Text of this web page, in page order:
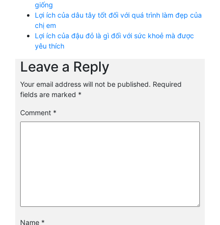
giống
Lợi ích của dâu tây tốt đối với quá trình làm đẹp của
chị em
Lợi ích của đậu đỏ là gì đối với sức khoẻ mà được
yêu thích
Leave a Reply
Your email address will not be published. Required
fields are marked *
Comment *
Name *